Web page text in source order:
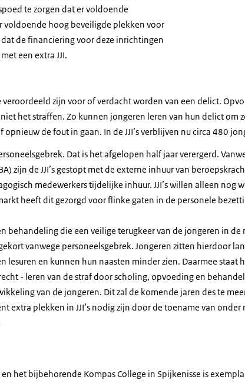
te zorgen dat er voldoende
voldoende hoog beveiligde plekken voor
de financiering voor deze inrichtingen
een extra JJI.
veroordeeld zijn voor of verdacht worden van een delict.
het straffen. Zo kunnen jongeren leren van hun delict om
de fout in gaan. In de JJI’s verblijven nu circa 480
Dat is het afgelopen half jaar verergerd.
zijn de JJI’s gestopt met de externe inhuur van
medewerkers tijdelijke inhuur. JJI’s willen alleen nog
heeft dit gezorgd voor flinke gaten in de personele
behandeling die een veilige terugkeer van de jongeren in de
vanwege personeelsgebrek. Jongeren zitten hierdoor
lesuren en kunnen hun naasten minder zien. Daarmee staat
- leren van de straf door scholing, opvoeding en
van de jongeren. Dit zal de komende jaren des te
extra plekken in JJI’s nodig zijn door de toename van
en het bijbehorende Kompas College in Spijkenisse is